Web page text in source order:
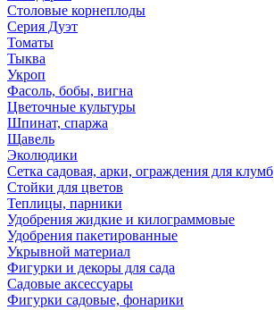
Столовые корнеплоды
Серия Дуэт
Томаты
Тыква
Укроп
Фасоль, бобы, вигна
Цветочные культуры
Шпинат, спаржа
Щавель
Эколюдики
Сетка садовая, арки, ограждения для клумб
Стойки для цветов
Теплицы, парники
Удобрения жидкие и килограммовые
Удобрения пакетированные
Укрывной материал
Фигурки и декоры для сада
Садовые аксессуары
Фигурки садовые, фонарики